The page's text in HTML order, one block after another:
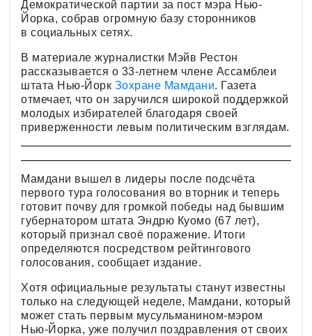
Демократической партии за пост мэра Нью-
Йорка, собрав огромную базу сторонников
в социальных сетях.
В материале журналистки Мэйв Рестон
рассказывается о 33-летнем члене Ассамблеи
штата Нью-Йорк Зохране Мамдани. Газета
отмечает, что он заручился широкой поддержкой
молодых избирателей благодаря своей
приверженности левым политическим взглядам.
Мамдани вышел в лидеры после подсчёта
первого тура голосования во вторник и теперь
готовит почву для громкой победы над бывшим
губернатором штата Эндрю Куомо (67 лет),
который признал своё поражение. Итоги
определяются посредством рейтингового
голосования, сообщает издание.
Хотя официальные результаты станут известны
только на следующей неделе, Мамдани, который
может стать первым мусульманином-мэром
Нью-Йорка, уже получил поздравления от своих